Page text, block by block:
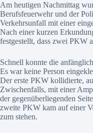
Am heutigen Nachmittag
Berufsfeuerwehr und der
Verkehrsunfall mit einer
Nach einer kurzen
festgestellt, dass zwei PKW
Schnell konnte die
Es war keine Person
Der erste PKW kollidierte,
Zwischenfalls, mit einer
der gegenüberliegenden
zweite PKW kam auf einer
zum stehen.